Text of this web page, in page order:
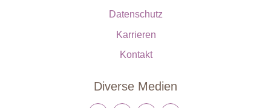
Datenschutz
Karrieren
Kontakt
Diverse Medien